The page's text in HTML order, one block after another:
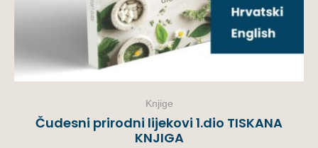
Knjige
Čudesni prirodni lijekovi 1.dio TISKANA
KNJIGA